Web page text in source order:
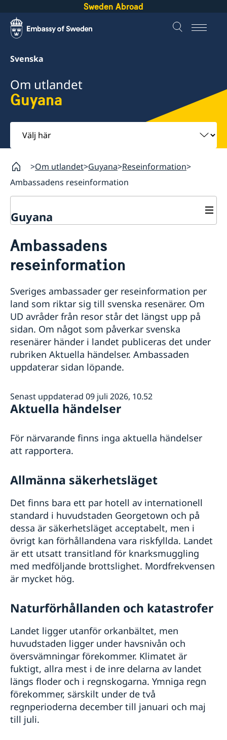
Sweden Abroad
Svenska
Om utlandet
Guyana
Välj
här
Om utlandet Guyana Reseinformation
Ambassadens reseinformation
Guyana
Hjälp till svenskar i Guyana
Rösta i Guyana
Förlust av pass
Legaliseringar
Gifta sig utomlands
Reseinformation
Aktuella händelser
Allmänna säkerhetsläget
Naturförhållanden och katastrofer
Terrorism
Trafiksäkerhet
Kriminalitet och personlig säkerhet
Lokala lagar och sedvänjor
Hälso- och sjukvård
Ambassadens
reseinformation
Sveriges ambassader ger reseinformation per
land som riktar sig till svenska resenärer. Om
UD avråder från resor står det längst upp på
sidan. Om något som påverkar svenska
resenärer händer i landet publiceras det under
rubriken Aktuella händelser. Ambassaden
uppdaterar sidan löpande.
Senast uppdaterad 09 juli 2026, 10.52
Aktuella händelser
För närvarande finns inga aktuella händelser
att rapportera.
Allmänna säkerhetsläget
Det finns bara ett par hotell av internationell
standard i huvudstaden Georgetown och på
dessa är säkerhetsläget acceptabelt, men i
övrigt kan förhållandena vara riskfyllda. Landet
är ett utsatt transitland för knarksmuggling
med medföljande brottslighet. Mordfrekvensen
är mycket hög.
Naturförhållanden och katastrofer
Landet ligger utanför orkanbältet, men
huvudstaden ligger under havsnivån och
översvämningar förekommer. Klimatet är
fuktigt, allra mest i de inre delarna av landet
längs floder och i regnskogarna. Ymniga regn
förekommer, särskilt under de två
regnperioderna december till januari och maj
till juli.